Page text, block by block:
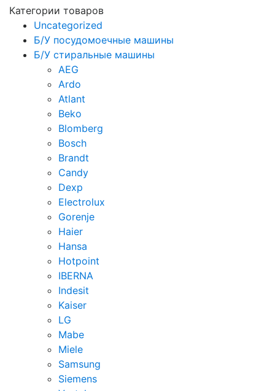
Категории товаров
Uncategorized
Б/У посудомоечные машины
Б/У стиральные машины
AEG
Ardo
Atlant
Beko
Blomberg
Bosch
Brandt
Candy
Dexp
Electrolux
Gorenje
Haier
Hansa
Hotpoint
IBERNA
Indesit
Kaiser
LG
Mabe
Miele
Samsung
Siemens